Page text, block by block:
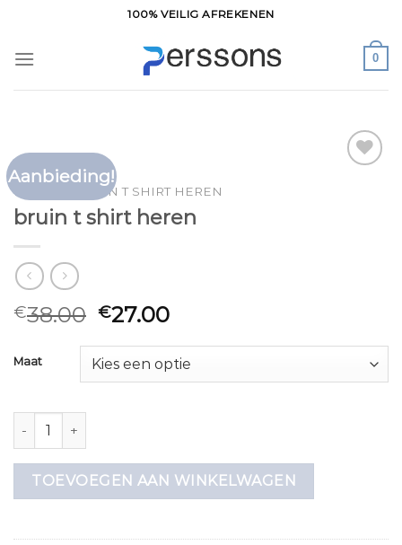
inhoud
100% VEILIG AFREKENEN
0
Aanbieding!
HOME BRUIN T SHIRT HEREN
bruin t shirt heren
€38.00 €27.00
Maat
bruin t shirt heren aantal
TOEVOEGEN AAN WINKELWAGEN